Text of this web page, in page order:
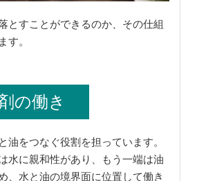
とすことができるのか、その仕組
す。
の働き
油をつなぐ役割を担っています。
水に親和性があり、もう一端は油
、水と油の境界面に位置して働き